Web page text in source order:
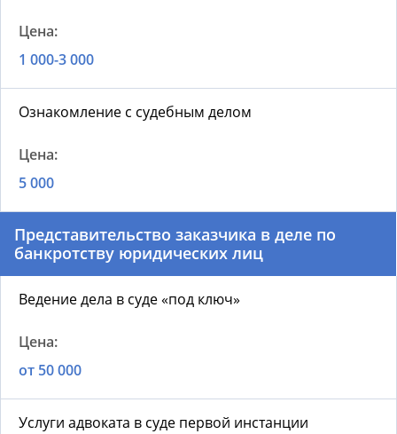
1 000-3 000
Ознакомление с судебным делом
5 000
Представительство заказчика в деле по
банкротству юридических лиц
Ведение дела в суде «под ключ»
от 50 000
Услуги адвоката в суде первой инстанции